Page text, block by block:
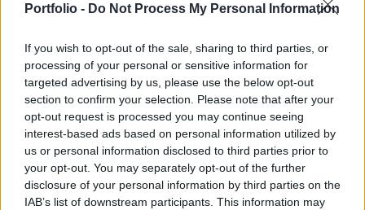
Portfolio - Do Not Process My Personal Information
If you wish to opt-out of the sale, sharing to third parties, or
processing of your personal or sensitive information for
targeted advertising by us, please use the below opt-out
section to confirm your selection. Please note that after your
opt-out request is processed you may continue seeing
interest-based ads based on personal information utilized by
us or personal information disclosed to third parties prior to
your opt-out. You may separately opt-out of the further
disclosure of your personal information by third parties on the
IAB’s list of downstream participants. This information may
OTP-nél
Portfolio
2011. szeptember 19. 12:49
Az OTP Bank Felügyelő Bizottságának elnöke,
Tolnay Tibor 2011. szeptember 15-én az OTP
Bank, mint befektetési szolgáltató